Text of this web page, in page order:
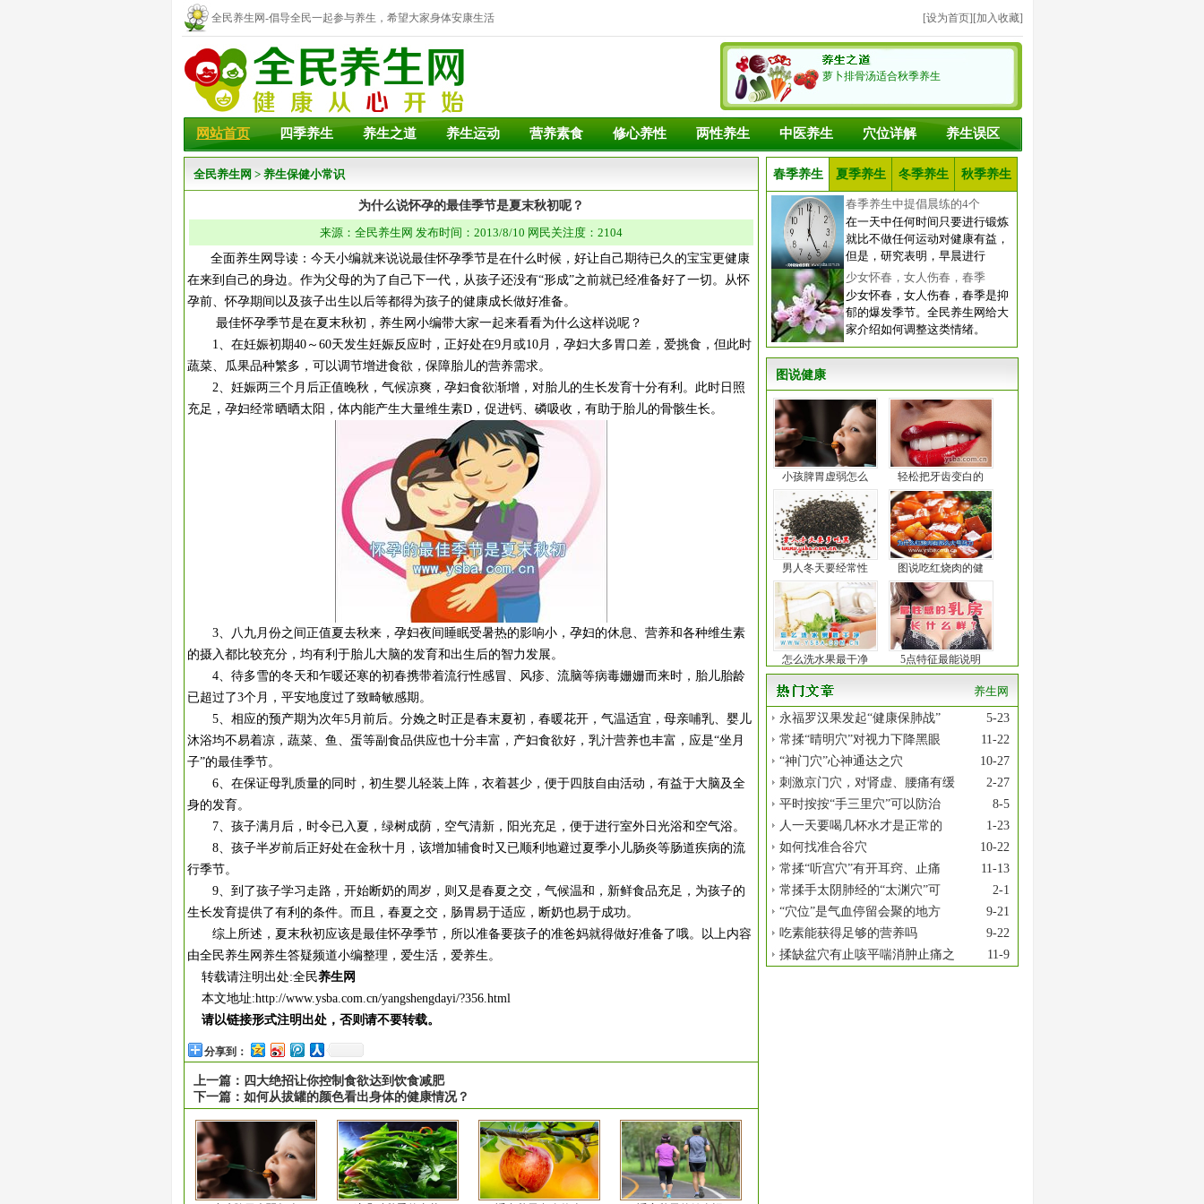
全民养生网-倡导全民一起参与养生，希望大家身体安康生活
幸福！
[设为首页][加入收藏]
萝卜排骨汤适合秋季养生
网站首页 四季养生 养生之道 养生运动 营养素食 修心养性 两性养生 中医养生 穴位详解 养生误区
全民养生网 > 养生保健小常识
为什么说怀孕的最佳季节是夏末秋初呢？
来源：全民养生网 发布时间：2013/8/10 网民关注度：2104
全面养生网导读：今天小编就来说说最佳怀孕季节是在什么时候，好让自己期待已久的宝宝更健康
在来到自己的身边。作为父母的为了自己下一代，从孩子还没有“形成”之前就已经准备好了一切。从怀
孕前、怀孕期间以及孩子出生以后等都得为孩子的健康成长做好准备。
最佳怀孕季节是在夏末秋初，养生网小编带大家一起来看看为什么这样说呢？
1、在妊娠初期40～60天发生妊娠反应时，正好处在9月或10月，孕妇大多胃口差，爱挑食，但此时
蔬菜、瓜果品种繁多，可以调节增进食欲，保障胎儿的营养需求。
2、妊娠两三个月后正值晚秋，气候凉爽，孕妇食欲渐增，对胎儿的生长发育十分有利。此时日照
充足，孕妇经常晒晒太阳，体内能产生大量维生素D，促进钙、磷吸收，有助于胎儿的骨骸生长。
3、八九月份之间正值夏去秋来，孕妇夜间睡眠受暑热的影响小，孕妇的休息、营养和各种维生素
的摄入都比较充分，均有利于胎儿大脑的发育和出生后的智力发展。
4、待多雪的冬天和乍暖还寒的初春携带着流行性感冒、风疹、流脑等病毒姗姗而来时，胎儿胎龄
已超过了3个月，平安地度过了致畸敏感期。
5、相应的预产期为次年5月前后。分娩之时正是春末夏初，春暖花开，气温适宜，母亲哺乳、婴儿
沐浴均不易着凉，蔬菜、鱼、蛋等副食品供应也十分丰富，产妇食欲好，乳汁营养也丰富，应是“坐月
子”的最佳季节。
6、在保证母乳质量的同时，初生婴儿轻装上阵，衣着甚少，便于四肢自由活动，有益于大脑及全
身的发育。
7、孩子满月后，时令已入夏，绿树成荫，空气清新，阳光充足，便于进行室外日光浴和空气浴。
8、孩子半岁前后正好处在金秋十月，该增加辅食时又已顺利地避过夏季小儿肠炎等肠道疾病的流
行季节。
9、到了孩子学习走路，开始断奶的周岁，则又是春夏之交，气候温和，新鲜食品充足，为孩子的
生长发育提供了有利的条件。而且，春夏之交，肠胃易于适应，断奶也易于成功。
综上所述，夏末秋初应该是最佳怀孕季节，所以准备要孩子的准爸妈就得做好准备了哦。以上内容
由全民养生网养生答疑频道小编整理，爱生活，爱养生。
转载请注明出处:全民养生网
本文地址:http://www.ysba.com.cn/yangshengdayi/?356.html
请以链接形式注明出处，否则请不要转载。
分享到：
上一篇： 四大绝招让你控制食欲达到饮食减肥
下一篇： 如何从拔罐的颜色看出身体的健康情况？
春季养生 夏季养生 冬季养生 秋季养生
春季养生中提倡晨练的4个
在一天中任何时间只要进行锻炼
就比不做任何运动对健康有益，
但是，研究表明，早晨进行
少女怀春，女人伤春，春季
少女怀春，女人伤春，春季是抑
郁的爆发季节。全民养生网给大
家介绍如何调整这类情绪。
图说健康
小孩脾胃虚弱怎么 轻松把牙齿变白的
男人冬天要经常性 图说吃红烧肉的健
怎么洗水果最干净 5点特征最能说明
养生网
5-23
永福罗汉果发起“健康保肺战”
11-22
常揉“晴明穴”对视力下降黑眼
10-27
“神门穴”心神通达之穴
2-27
刺激京门穴，对肾虚、腰痛有缓
8-5
平时按按“手三里穴”可以防治
1-23
人一天要喝几杯水才是正常的
10-22
如何找准合谷穴
11-13
常揉“听宫穴”有开耳窍、止痛
2-1
常揉手太阴肺经的“太渊穴”可
9-21
“穴位”是气血停留会聚的地方
9-22
吃素能获得足够的营养吗
11-9
揉缺盆穴有止咳平喘消肿止痛之